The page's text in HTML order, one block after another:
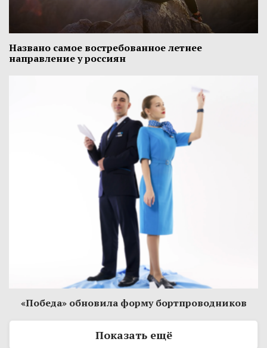
Названо самое востребованное летнее
направление у россиян
«Победа» обновила форму бортпроводников
Показать ещё